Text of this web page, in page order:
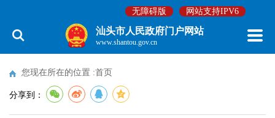
无障碍版 网站支持IPV6
汕头市人民政府门户网站
www.shantou.gov.cn
您现在所在的位置 :首页
分享到：